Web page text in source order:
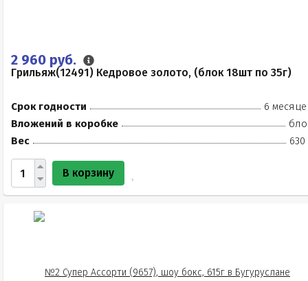
2 960 руб.
Грильяж(12491) Кедровое золото, (блок 18шт по 35г)
Срок годности
6
Вложений в коробке
Вес
630
В корзину